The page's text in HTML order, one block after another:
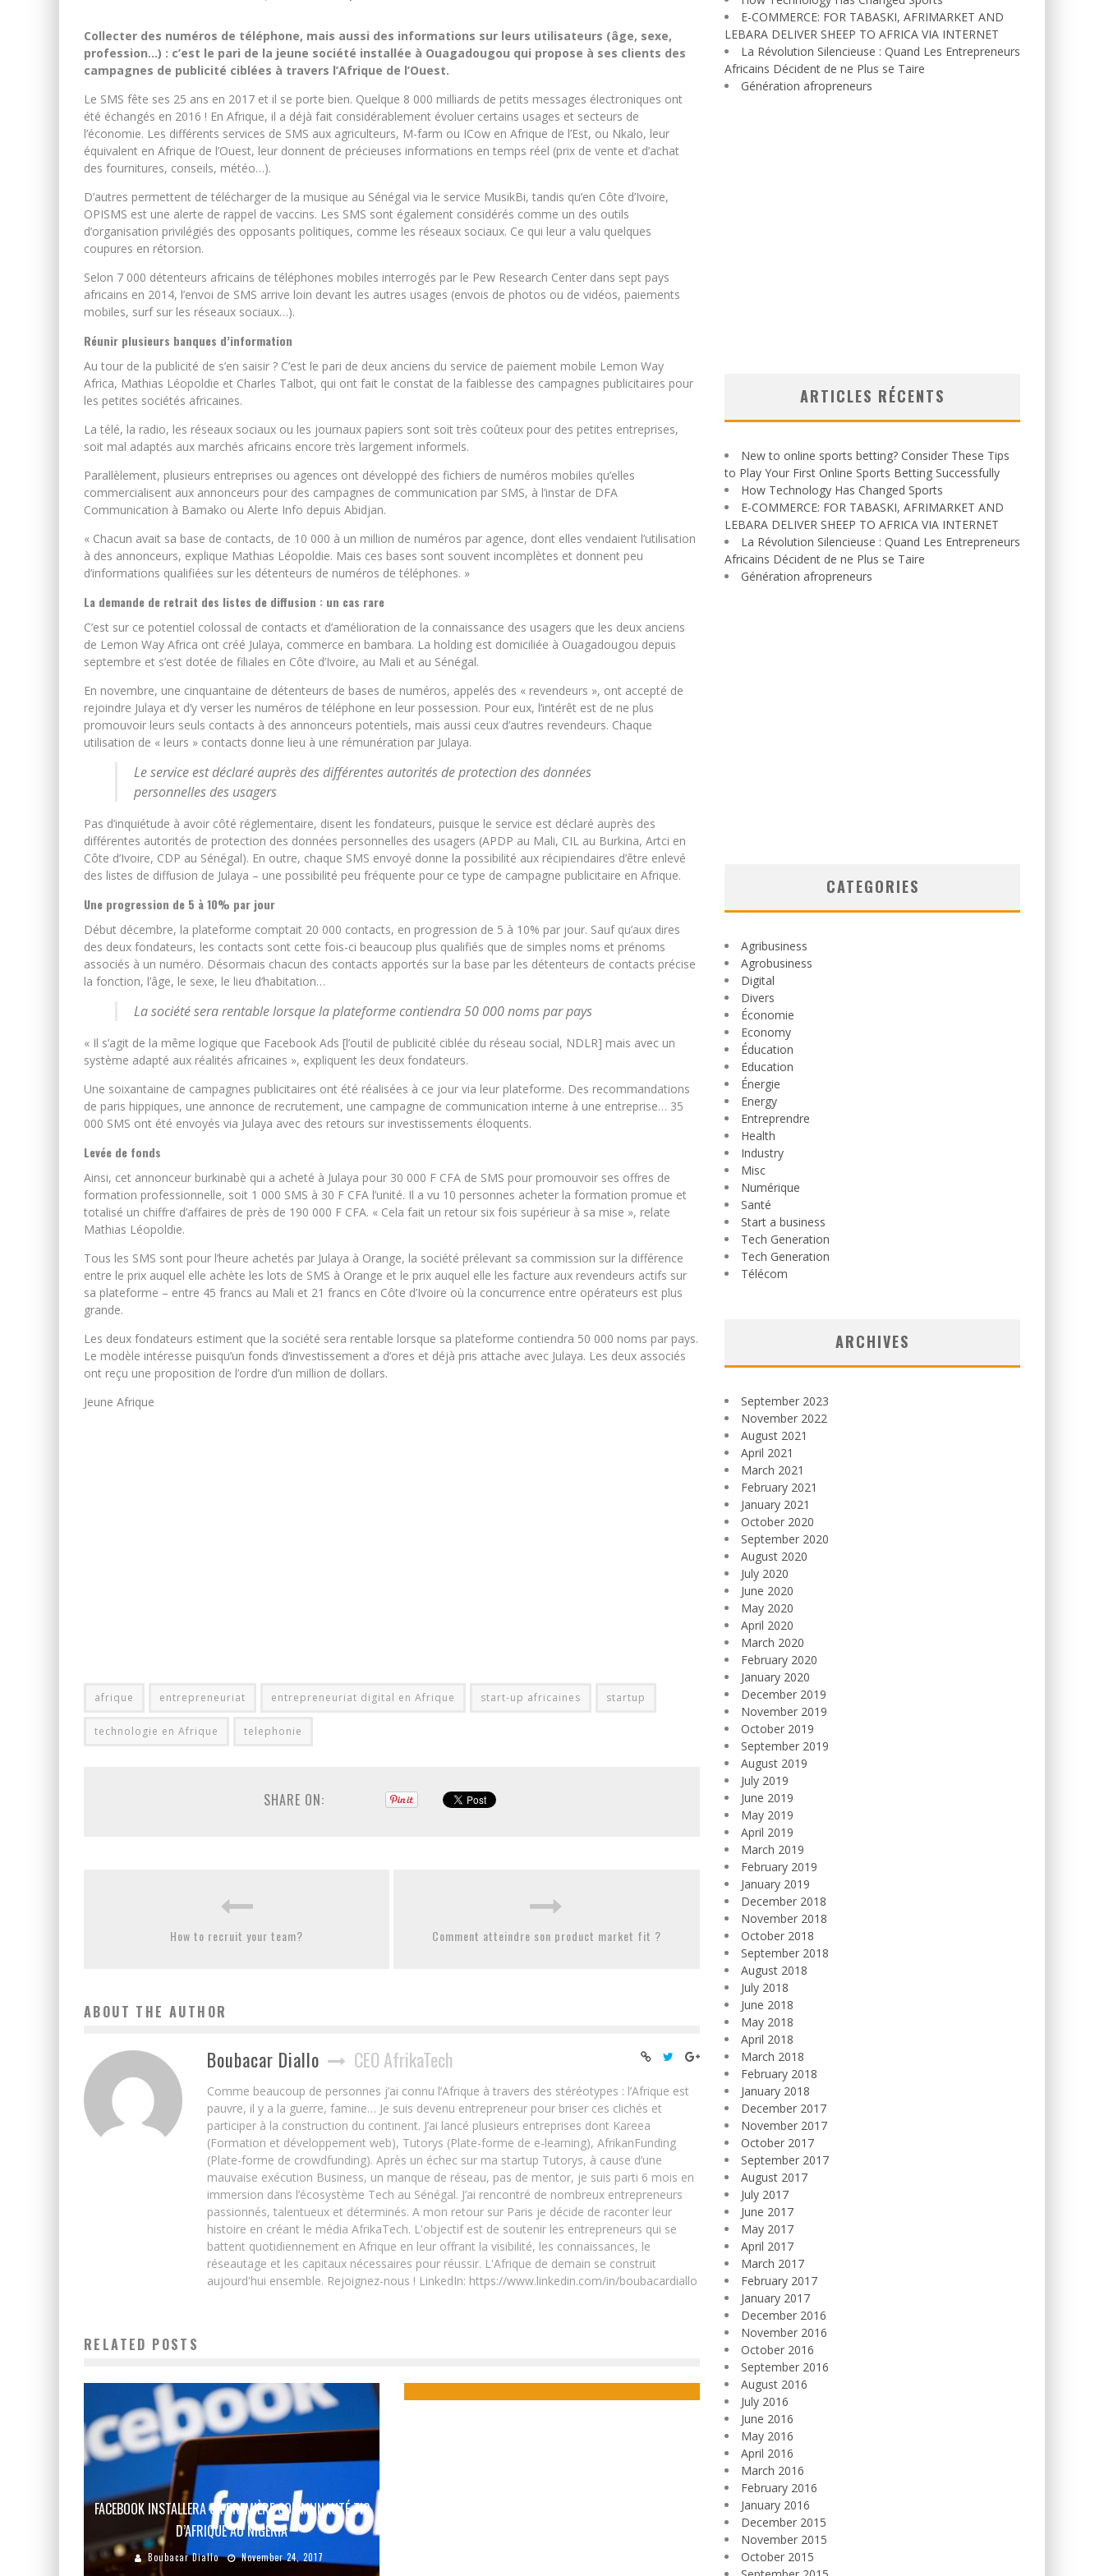
Collecter des numéros de téléphone, mais aussi des informations sur leurs utilisateurs (âge, sexe,
profession…) : c’est le pari de la jeune société installée à Ouagadougou qui propose à ses clients des
campagnes de publicité ciblées à travers l’Afrique de l’Ouest.
Le SMS fête ses 25 ans en 2017 et il se porte bien. Quelque 8 000 milliards de petits messages électroniques ont
été échangés en 2016 ! En Afrique, il a déjà fait considérablement évoluer certains usages et secteurs de
l’économie. Les différents services de SMS aux agriculteurs, M-farm ou ICow en Afrique de l’Est, ou Nkalo, leur
équivalent en Afrique de l’Ouest, leur donnent de précieuses informations en temps réel (prix de vente et d’achat
des fournitures, conseils, météo…).
D’autres permettent de télécharger de la musique au Sénégal via le service MusikBi, tandis qu’en Côte d’Ivoire,
OPISMS est une alerte de rappel de vaccins. Les SMS sont également considérés comme un des outils
d’organisation privilégiés des opposants politiques, comme les réseaux sociaux. Ce qui leur a valu quelques
coupures en rétorsion.
Selon 7 000 détenteurs africains de téléphones mobiles interrogés par le Pew Research Center dans sept pays
africains en 2014, l’envoi de SMS arrive loin devant les autres usages (envois de photos ou de vidéos, paiements
mobiles, surf sur les réseaux sociaux…).
Réunir plusieurs banques d’information
Au tour de la publicité de s’en saisir ? C’est le pari de deux anciens du service de paiement mobile Lemon Way
Africa, Mathias Léopoldie et Charles Talbot, qui ont fait le constat de la faiblesse des campagnes publicitaires pour
les petites sociétés africaines.
La télé, la radio, les réseaux sociaux ou les journaux papiers sont soit très coûteux pour des petites entreprises,
soit mal adaptés aux marchés africains encore très largement informels.
Parallèlement, plusieurs entreprises ou agences ont développé des fichiers de numéros mobiles qu’elles
commercialisent aux annonceurs pour des campagnes de communication par SMS, à l’instar de DFA
Communication à Bamako ou Alerte Info depuis Abidjan.
« Chacun avait sa base de contacts, de 10 000 à un million de numéros par agence, dont elles vendaient l’utilisation
à des annonceurs, explique Mathias Léopoldie. Mais ces bases sont souvent incomplètes et donnent peu
d’informations qualifiées sur les détenteurs de numéros de téléphones. »
La demande de retrait des listes de diffusion : un cas rare
C’est sur ce potentiel colossal de contacts et d’amélioration de la connaissance des usagers que les deux anciens
de Lemon Way Africa ont créé Julaya, commerce en bambara. La holding est domiciliée à Ouagadougou depuis
septembre et s’est dotée de filiales en Côte d’Ivoire, au Mali et au Sénégal.
En novembre, une cinquantaine de détenteurs de bases de numéros, appelés des « revendeurs », ont accepté de
rejoindre Julaya et d’y verser les numéros de téléphone en leur possession. Pour eux, l’intérêt est de ne plus
promouvoir leurs seuls contacts à des annonceurs potentiels, mais aussi ceux d’autres revendeurs. Chaque
utilisation de « leurs » contacts donne lieu à une rémunération par Julaya.
Le service est déclaré auprès des différentes autorités de protection des données
personnelles des usagers
Pas d’inquiétude à avoir côté réglementaire, disent les fondateurs, puisque le service est déclaré auprès des
différentes autorités de protection des données personnelles des usagers (APDP au Mali, CIL au Burkina, Artci en
Côte d’Ivoire, CDP au Sénégal). En outre, chaque SMS envoyé donne la possibilité aux récipiendaires d’être enlevé
des listes de diffusion de Julaya – une possibilité peu fréquente pour ce type de campagne publicitaire en Afrique.
Une progression de 5 à 10% par jour
Début décembre, la plateforme comptait 20 000 contacts, en progression de 5 à 10% par jour. Sauf qu’aux dires
des deux fondateurs, les contacts sont cette fois-ci beaucoup plus qualifiés que de simples noms et prénoms
associés à un numéro. Désormais chacun des contacts apportés sur la base par les détenteurs de contacts précise
la fonction, l’âge, le sexe, le lieu d’habitation…
La société sera rentable lorsque la plateforme contiendra 50 000 noms par pays
« Il s’agit de la même logique que Facebook Ads [l’outil de publicité ciblée du réseau social, NDLR] mais avec un
système adapté aux réalités africaines », expliquent les deux fondateurs.
Une soixantaine de campagnes publicitaires ont été réalisées à ce jour via leur plateforme. Des recommandations
de paris hippiques, une annonce de recrutement, une campagne de communication interne à une entreprise… 35
000 SMS ont été envoyés via Julaya avec des retours sur investissements éloquents.
Levée de fonds
Ainsi, cet annonceur burkinabè qui a acheté à Julaya pour 30 000 F CFA de SMS pour promouvoir ses offres de
formation professionnelle, soit 1 000 SMS à 30 F CFA l’unité. Il a vu 10 personnes acheter la formation promue et
totalisé un chiffre d’affaires de près de 190 000 F CFA. « Cela fait un retour six fois supérieur à sa mise », relate
Mathias Léopoldie.
Tous les SMS sont pour l’heure achetés par Julaya à Orange, la société prélevant sa commission sur la différence
entre le prix auquel elle achète les lots de SMS à Orange et le prix auquel elle les facture aux revendeurs actifs sur
sa plateforme – entre 45 francs au Mali et 21 francs en Côte d’Ivoire où la concurrence entre opérateurs est plus
grande.
Les deux fondateurs estiment que la société sera rentable lorsque sa plateforme contiendra 50 000 noms par pays.
Le modèle intéresse puisqu’un fonds d’investissement a d’ores et déjà pris attache avec Julaya. Les deux associés
ont reçu une proposition de l’ordre d’un million de dollars.
Jeune Afrique
afrique entrepreneuriat entrepreneuriat digital en Afrique start-up africaines startup
technologie en Afrique telephonie
SHARE ON:
How to recruit your team? Comment atteindre son product market fit ?
ABOUT THE AUTHOR
Boubacar Diallo CEO AfrikaTech
Comme beaucoup de personnes j’ai connu l’Afrique à travers des stéréotypes : l’Afrique est
pauvre, il y a la guerre, famine… Je suis devenu entrepreneur pour briser ces clichés et
participer à la construction du continent. J’ai lancé plusieurs entreprises dont Kareea
(Formation et développement web), Tutorys (Plate-forme de e-learning), AfrikanFunding
(Plate-forme de crowdfunding). Après un échec sur ma startup Tutorys, à cause d’une
mauvaise exécution Business, un manque de réseau, pas de mentor, je suis parti 6 mois en
immersion dans l’écosystème Tech au Sénégal. J’ai rencontré de nombreux entrepreneurs
passionnés, talentueux et déterminés. A mon retour sur Paris je décide de raconter leur
histoire en créant le média AfrikaTech. L'objectif est de soutenir les entrepreneurs qui se
battent quotidiennement en Afrique en leur offrant la visibilité, les connaissances, le
réseautage et les capitaux nécessaires pour réussir. L'Afrique de demain se construit
aujourd'hui ensemble. Rejoignez-nous ! LinkedIn: https://www.linkedin.com/in/boubacardiallo
RELATED POSTS
FACEBOOK INSTALLERA SA PREMIÈRE COMMUNAUTÉ TIC
D’AFRIQUE AU NIGERIA
Boubacar Diallo November 24, 2017
E-COMMERCE: FOR TABASKI, AFRIMARKET AND
LEBARA DELIVER SHEEP TO AFRICA VIA INTERNET
La Révolution Silencieuse : Quand Les Entrepreneurs
Africains Décident de ne Plus se Taire
Génération afropreneurs
ARTICLES RÉCENTS
New to online sports betting? Consider These Tips
to Play Your First Online Sports Betting Successfully
How Technology Has Changed Sports
E-COMMERCE: FOR TABASKI, AFRIMARKET AND
LEBARA DELIVER SHEEP TO AFRICA VIA INTERNET
La Révolution Silencieuse : Quand Les Entrepreneurs
Africains Décident de ne Plus se Taire
Génération afropreneurs
CATEGORIES
Agribusiness
Agrobusiness
Digital
Divers
Économie
Economy
Éducation
Education
Énergie
Energy
Entreprendre
Health
Industry
Misc
Numérique
Santé
Start a business
Tech Generation
Tech Generation
Télécom
ARCHIVES
September 2023
November 2022
August 2021
April 2021
March 2021
February 2021
January 2021
October 2020
September 2020
August 2020
July 2020
June 2020
May 2020
April 2020
March 2020
February 2020
January 2020
December 2019
November 2019
October 2019
September 2019
August 2019
July 2019
June 2019
May 2019
April 2019
March 2019
February 2019
January 2019
December 2018
November 2018
October 2018
September 2018
August 2018
July 2018
June 2018
May 2018
April 2018
March 2018
February 2018
January 2018
December 2017
November 2017
October 2017
September 2017
August 2017
July 2017
June 2017
May 2017
April 2017
March 2017
February 2017
January 2017
December 2016
November 2016
October 2016
September 2016
August 2016
July 2016
June 2016
May 2016
April 2016
March 2016
February 2016
January 2016
December 2015
November 2015
October 2015